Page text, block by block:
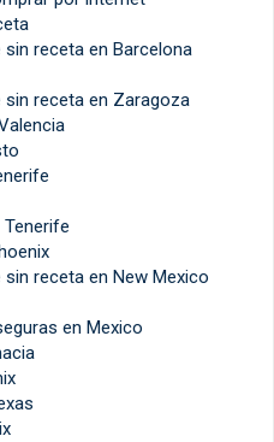
receta en Barcelona
receta en Zaragoza
receta en New Mexico
en Mexico